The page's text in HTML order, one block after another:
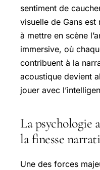
sentiment de
visuelle de Gans
à mettre en scène
immersive, où
contribuent à la
acoustique devient
jouer avec
La psychologie
la finesse
Une des forces